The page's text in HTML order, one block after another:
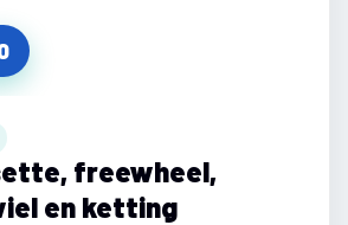
freewheel,
en ketting